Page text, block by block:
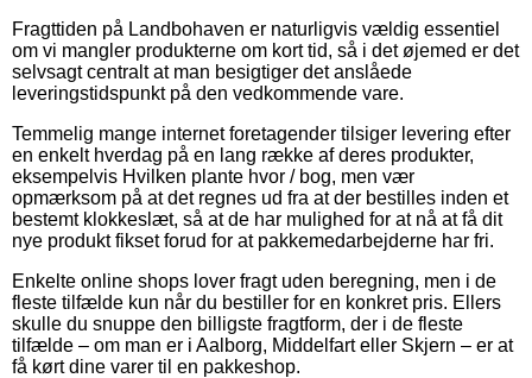
Fragttiden på Landbohaven er naturligvis vældig essentiel
om vi mangler produkterne om kort tid, så i det øjemed er det
selvsagt centralt at man besigtiger det anslåede
leveringstidspunkt på den vedkommende vare.
Temmelig mange internet foretagender tilsiger levering efter
en enkelt hverdag på en lang række af deres produkter,
eksempelvis Hvilken plante hvor / bog, men vær
opmærksom på at det regnes ud fra at der bestilles inden et
bestemt klokkeslæt, så at de har mulighed for at nå at få dit
nye produkt fikset forud for at pakkemedarbejderne har fri.
Enkelte online shops lover fragt uden beregning, men i de
fleste tilfælde kun når du bestiller for en konkret pris. Ellers
skulle du snuppe den billigste fragtform, der i de fleste
tilfælde – om man er i Aalborg, Middelfart eller Skjern – er at
få kørt dine varer til en pakkeshop.